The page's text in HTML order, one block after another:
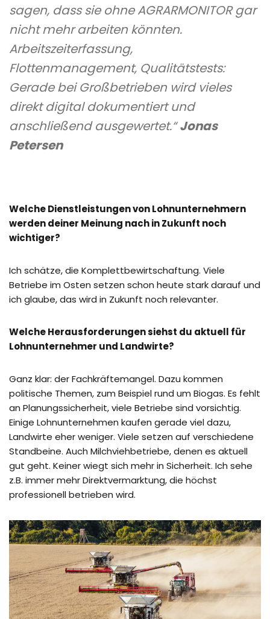
sagen, dass sie ohne AGRARMONITOR gar
nicht mehr arbeiten könnten.
Arbeitszeiterfassung,
Flottenmanagement, Qualitätstests:
Gerade bei Großbetrieben wird vieles
direkt digital dokumentiert und
anschließend ausgewertet.“Jonas
Petersen
Welche Dienstleistungen von Lohnunternehmern
werden deiner Meinung nach in Zukunft noch
wichtiger?
Ich schätze, die Komplettbewirtschaftung. Viele
Betriebe im Osten setzen schon heute stark darauf und
ich glaube, das wird in Zukunft noch relevanter.
Welche Herausforderungen siehst du aktuell für
Lohnunternehmer und Landwirte?
Ganz klar: der Fachkräftemangel. Dazu kommen
politische Themen, zum Beispiel rund um Biogas. Es fehlt
an Planungssicherheit, viele Betriebe sind vorsichtig.
Einige Lohnunternehmen kaufen gerade viel dazu,
Landwirte eher weniger. Viele setzen auf verschiedene
Standbeine. Auch Milchviehbetriebe, denen es aktuell
gut geht. Keiner wiegt sich mehr in Sicherheit. Ich sehe
z.B. immer mehr Direktvermarktung, die höchst
professionell betrieben wird.